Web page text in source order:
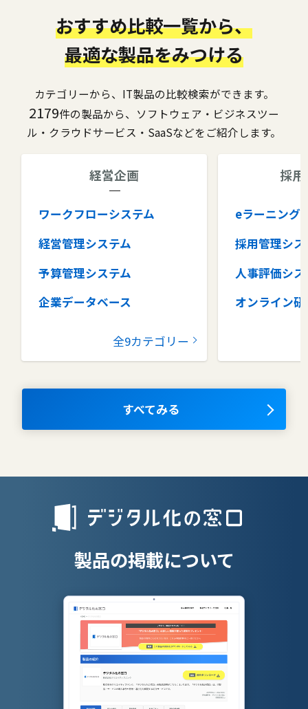
おすすめ比較一覧から、
最適な製品をみつける
カテゴリーから、IT製品の比較検索ができます。
2179件の製品から、ソフトウェア・ビジネスツー
ル・クラウドサービス・SaaSなどをご紹介します。
経営企画
ワークフローシステム
経営管理システム
予算管理システム
企業データベース
グループウェア
コラボレーションツール
ナレッジマネジメントツール
全9カテゴリー
採
eラーニング
採用管理シス
人事評価シ
オンライン研
タレントマ
OKRツール
授業支援シス
すべてみる
製品の掲載について